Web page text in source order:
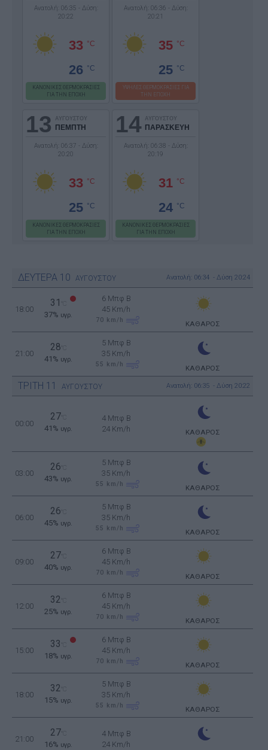
Ανατολή: 06:35 - Δύση:
20:22
33 °C
26 °C
ΚΑΝΟΝΙΚΕΣ ΘΕΡΜΟΚΡΑΣΙΕΣ
ΓΙΑ ΤΗΝ ΕΠΟΧΗ
Ανατολή: 06:36 - Δύση:
20:21
35 °C
25 °C
ΥΨΗΛΕΣ ΘΕΡΜΟΚΡΑΣΙΕΣ ΓΙΑ
ΤΗΝ ΕΠΟΧΗ
13 ΑΥΓΟΥΣΤΟΥ
ΠΕΜΠΤΗ
Ανατολή: 06:37 - Δύση:
20:20
33 °C
25 °C
ΚΑΝΟΝΙΚΕΣ ΘΕΡΜΟΚΡΑΣΙΕΣ
ΓΙΑ ΤΗΝ ΕΠΟΧΗ
14 ΑΥΓΟΥΣΤΟΥ
ΠΑΡΑΣΚΕΥΗ
Ανατολή: 06:38 - Δύση:
20:19
31 °C
24 °C
ΚΑΝΟΝΙΚΕΣ ΘΕΡΜΟΚΡΑΣΙΕΣ
ΓΙΑ ΤΗΝ ΕΠΟΧΗ
ΔΕΥΤΕΡΑ 10 ΑΥΓΟΥΣΤΟΥ Ανατολή: 06:34 - Δύση 20:24
18:00
31
37% υγρ.
6 Μπφ B
45 Km/h
70 km/h ΚΑΘΑΡΟΣ
21:00
28
41% υγρ.
5 Μπφ B
35 Km/h
55 km/h ΚΑΘΑΡΟΣ
ΤΡΙΤΗ 11 ΑΥΓΟΥΣΤΟΥ Ανατολή: 06:35 - Δύση 20:22
00:00
27
41% υγρ.
4 Μπφ B
24 Km/h
ΚΑΘΑΡΟΣ
03:00
26
43% υγρ.
5 Μπφ B
35 Km/h
55 km/h ΚΑΘΑΡΟΣ
06:00
26
45% υγρ.
5 Μπφ B
35 Km/h
55 km/h ΚΑΘΑΡΟΣ
09:00
27
40% υγρ.
6 Μπφ B
45 Km/h
70 km/h ΚΑΘΑΡΟΣ
12:00
32
25% υγρ.
6 Μπφ B
45 Km/h
70 km/h ΚΑΘΑΡΟΣ
15:00
33
18% υγρ.
6 Μπφ B
45 Km/h
70 km/h ΚΑΘΑΡΟΣ
18:00
32
15% υγρ.
5 Μπφ B
35 Km/h
55 km/h ΚΑΘΑΡΟΣ
21:00
27
16% υγρ.
4 Μπφ B
24 Km/h